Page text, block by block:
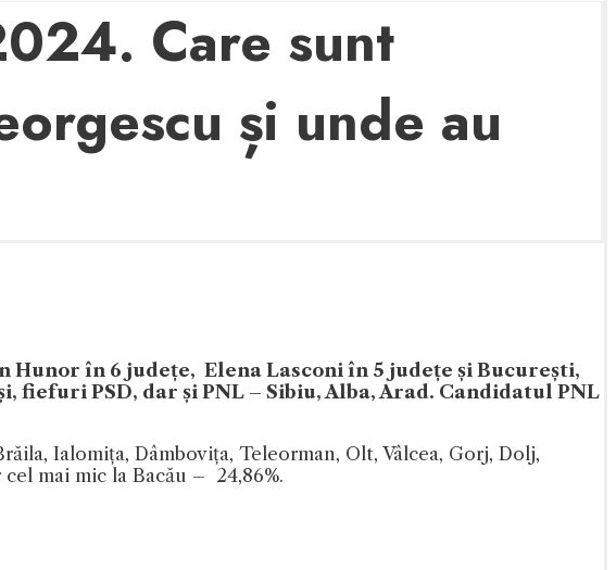
Care sunt
și unde au
Hunor în 6 județe, Elena Lasconi în 5 județe și București,
fiefuri PSD, dar și PNL – Sibiu, Alba, Arad. Candidatul PNL
Ialomița, Dâmbovița, Teleorman, Olt, Vâlcea, Gorj, Dolj,
mai mic la Bacău – 24,86%.